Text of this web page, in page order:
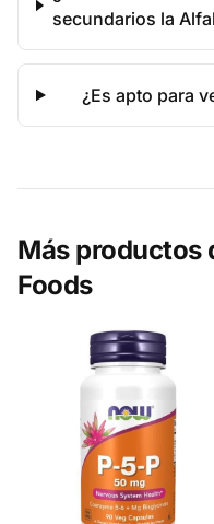
secundarios la
¿Es apto para
Más productos
Foods